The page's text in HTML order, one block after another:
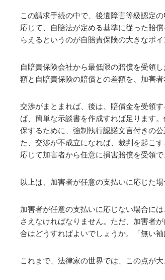
この請求手続の中で、後遺障害等級認定
応じて、自賠法が定める基準に従った賠
らえるというのが自賠責保険の大きなポイ
自賠責保険会社から最低限の賠償を受領
額と自賠責保険の賠償との差額を、加害
交渉がまとまれば、後は、賠償金を受領
ば、簡単な示談書を作成すれば足ります
保するために、強制執行認諾文言付きの
た、交渉が不成立になれば、裁判を起こ
応じて加害者から任意に損害賠償を受領で
以上は、加害者が任意の支払いに応じた場
加害者が任意の支払いに応じない場合に
さえなければなりません。ただ、加害者
合はどうすればよいでしょうか。「無い袖
これまで、法律家の世界では、この点が